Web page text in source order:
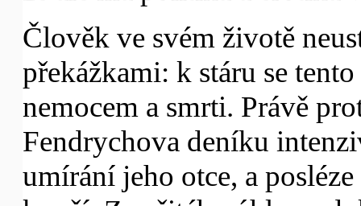
Člověk ve svém životě
překážkami: k stáru se
nemocem a smrti. Právě
Fendrychova deníku
umírání jeho otce, a